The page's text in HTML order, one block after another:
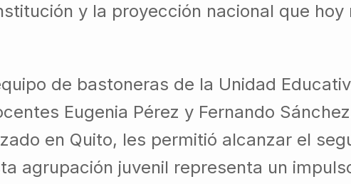
y la proyección nacional que hoy
de bastoneras de la Unidad
Eugenia Pérez y Fernando
en Quito, les permitió alcanzar el
agrupación juvenil representa un